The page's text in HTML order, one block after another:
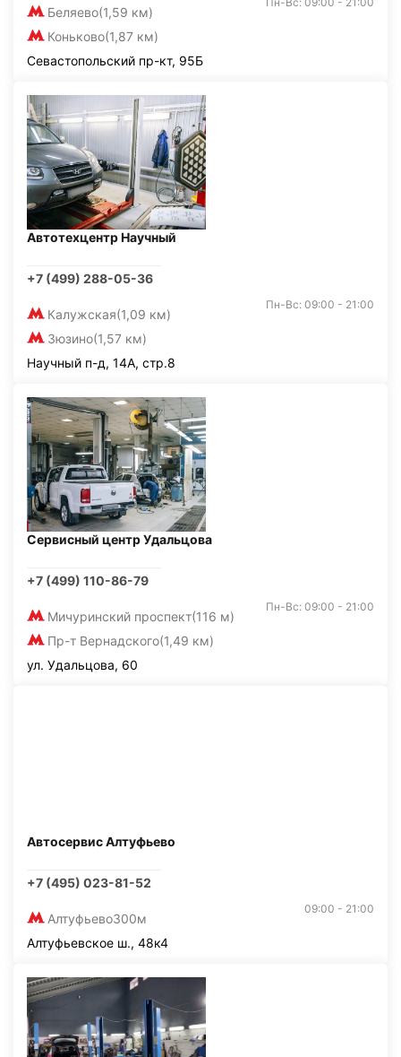
Беляево(1,59 км)
Коньково(1,87 км)
Севастопольский пр-кт, 95Б
Автотехцентр Научный
+7 (499) 288-05-36
Калужская(1,09 км)
Зюзино(1,57 км)
Пн-Вс: 09:00 - 21:00
Научный п-д, 14А, стр.8
Сервисный центр Удальцова
+7 (499) 110-86-79
Мичуринский проспект(116 м)
Пр-т Вернадского(1,49 км)
Пн-Вс: 09:00 - 21:00
ул. Удальцова, 60
Автосервис Алтуфьево
+7 (495) 023-81-52
Алтуфьево300м
09:00 - 21:00
Алтуфьевское ш., 48к4